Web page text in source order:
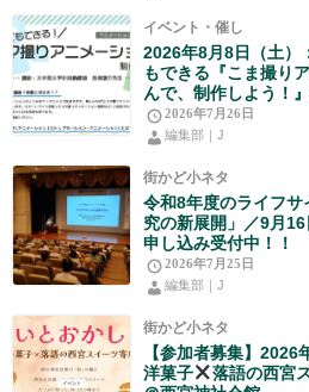
イベント・催し
2026年8月8日（土）
もできる『こま撮り
んで、制作しよう！
2026年7月26日
編集部｜J
街かど小ネタ
令和8年度のライフ
究の新展開」／9月
申し込み受付中！！
2026年7月25日
編集部｜J
街かど小ネタ
【参加者募集】
洋菓子
落語の西宮